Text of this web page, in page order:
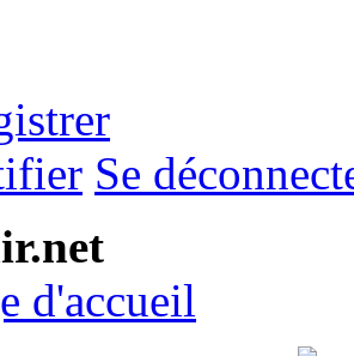
Se
d'accueil